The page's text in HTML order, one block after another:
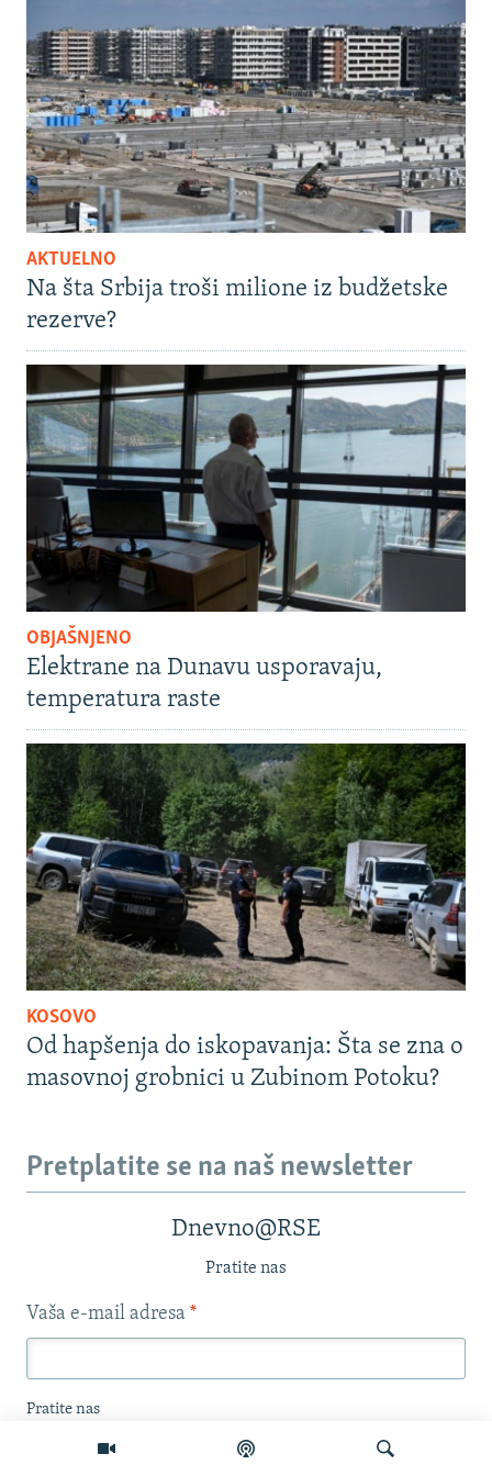
AKTUELNO
Na šta Srbija troši milione iz budžetske
rezerve?
OBJAŠNJENO
Elektrane na Dunavu usporavaju,
temperatura raste
KOSOVO
Od hapšenja do iskopavanja: Šta se zna o
masovnoj grobnici u Zubinom Potoku?
Pretplatite se na naš newsletter
Dnevno@RSE
Pratite nas
Vaša e-mail adresa *
Pratite nas